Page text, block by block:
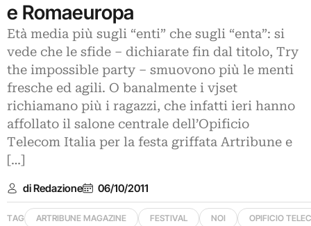
e Romaeuropa
Età media più sugli “enti” che sugli “enta”: si
vede che le sfide – dichiarate fin dal titolo, Try
the impossible party – smuovono più le menti
fresche ed agili. O banalmente i vjset
richiamano più i ragazzi, che infatti ieri hanno
affollato il salone centrale dell’Opificio
Telecom Italia per la festa griffata Artribune e
[…]
di Redazione 06/10/2011
TAG ARTRIBUNE MAGAZINE FESTIVAL NOI OPIFICIO